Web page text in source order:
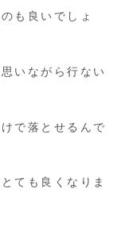
も良いでしょ
いながら行ない
で落とせるんで
ても良くなりま